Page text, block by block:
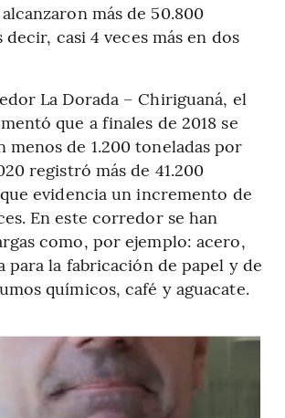
más de 50.800
decir, casi 4 veces más en dos
La Dorada – Chiriguaná, el
que a finales de 2018 se
menos de 1.200 toneladas por
registró más de 41.200
evidencia un incremento de
En este corredor se han
como, por ejemplo: acero,
para la fabricación de papel y de
químicos, café y aguacate.